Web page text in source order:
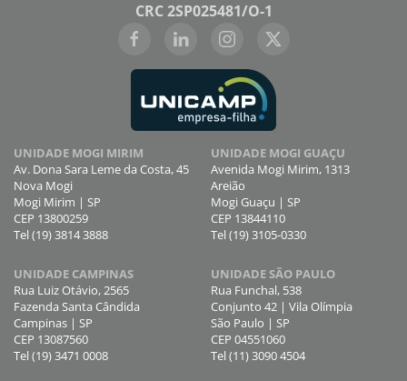
CRC 2SP025481/O-1
UNIDADE MOGI MIRIM
Av. Dona Sara Leme da Costa, 45
Nova Mogi
Mogi Mirim | SP
CEP 13800259
Tel (19) 3814 3888
UNIDADE MOGI GUAÇU
Avenida Mogi Mirim, 1313
Areião
Mogi Guaçu | SP
CEP 13844110
Tel (19) 3105-0330
UNIDADE CAMPINAS
Rua Luiz Otávio, 2565
Fazenda Santa Cândida
Campinas | SP
CEP 13087560
Tel (19) 3471 0008
UNIDADE SÃO PAULO
Rua Funchal, 538
Conjunto 42 | Vila Olímpia
São Paulo | SP
CEP 04551060
Tel (11) 3090 4504